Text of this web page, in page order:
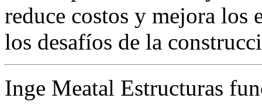
reduce costos y mejora los
los desafíos de la
Inge Meatal Estructuras